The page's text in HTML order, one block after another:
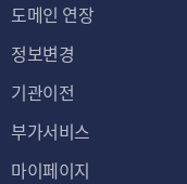
도메인 연장
정보변경
기관이전
부가서비스
마이페이지